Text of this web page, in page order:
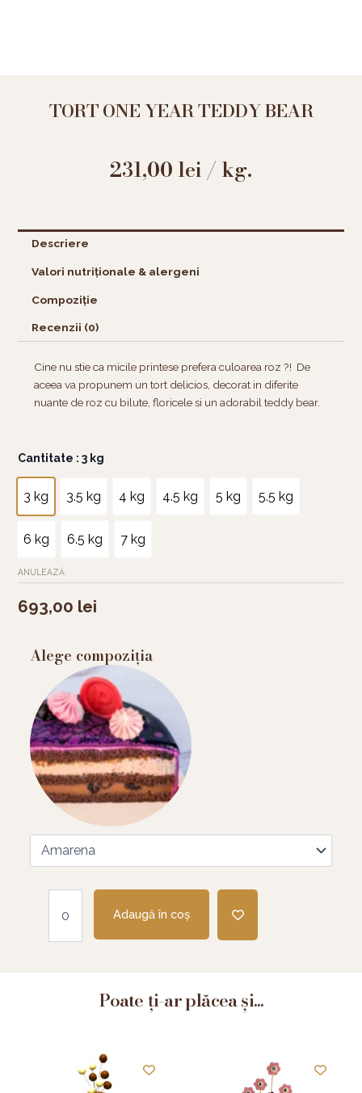
TORT ONE YEAR TEDDY BEAR
231,00 lei / kg.
Descriere
Valori nutriționale & alergeni
Compoziție
Recenzii (0)
Cine nu stie ca micile printese prefera culoarea roz ?! De
aceea va propunem un tort delicios, decorat in diferite
nuante de roz cu bilute, floricele si un adorabil teddy bear.
Cantitate : 3 kg
3 kg 3.5 kg 4 kg 4.5 kg 5 kg 5.5 kg
6 kg 6.5 kg 7 kg
ANULEAZĂ
693,00 lei
Alege compoziția
Cantitate
year
teddy
bear
Adaugă în coș
Poate ți-ar plăcea și...